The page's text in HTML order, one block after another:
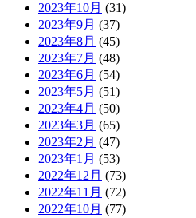
2023年10月 (31)
2023年9月 (37)
2023年8月 (45)
2023年7月 (48)
2023年6月 (54)
2023年5月 (51)
2023年4月 (50)
2023年3月 (65)
2023年2月 (47)
2023年1月 (53)
2022年12月 (73)
2022年11月 (72)
2022年10月 (77)